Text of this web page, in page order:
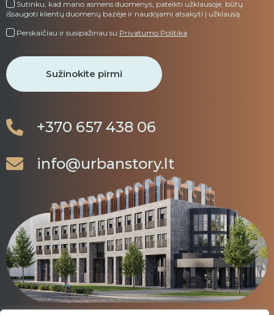
Sutinku, kad mano asmens duomenys, pateikti užklausoje, būtų
išsaugoti klientų duomenų bazėje ir naudojami atsakyti į užklausą.
Perskaičiau ir susipažinau su Privatumo Politika
+370 657 438 06
info@urbanstory.lt